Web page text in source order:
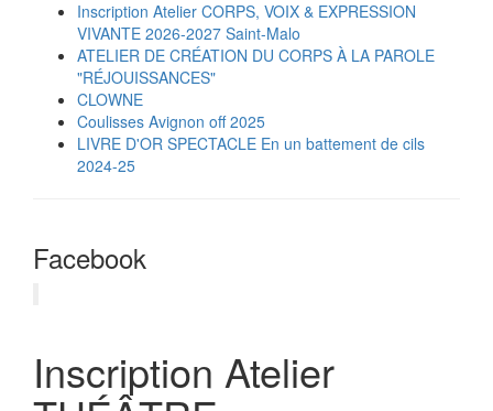
Inscription Atelier CORPS, VOIX & EXPRESSION
VIVANTE 2026-2027 Saint-Malo
ATELIER DE CRÉATION DU CORPS À LA PAROLE
"RÉJOUISSANCES"
CLOWNE
Coulisses Avignon off 2025
LIVRE D'OR SPECTACLE En un battement de cils
2024-25
Facebook
Inscription Atelier